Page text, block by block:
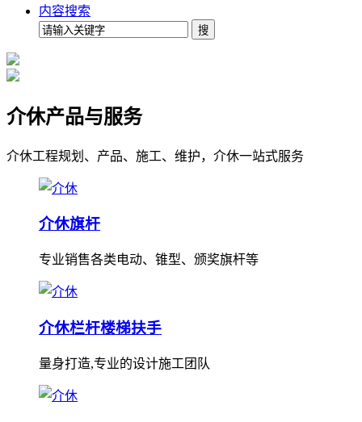
内容搜索
介休产品与服务
介休工程规划、产品、施工、维护，介休一站式服务
介休旗杆
专业销售各类电动、锥型、颁奖旗杆等
介休栏杆楼梯扶手
量身打造,专业的设计施工团队